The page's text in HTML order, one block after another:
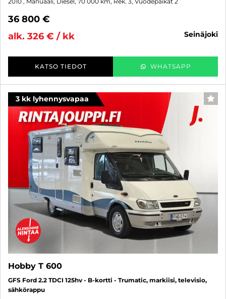
36 800 €
alk. 326 € / kk
seinäjoki
KATSO TIEDOT WHATSAPP
3 kk lyhennysvapaa
Hobby T 600
GFS Ford 2.2 TDCI 125hv - B-kortti - Trumatic, markiisi, televisio,
sähkörappu